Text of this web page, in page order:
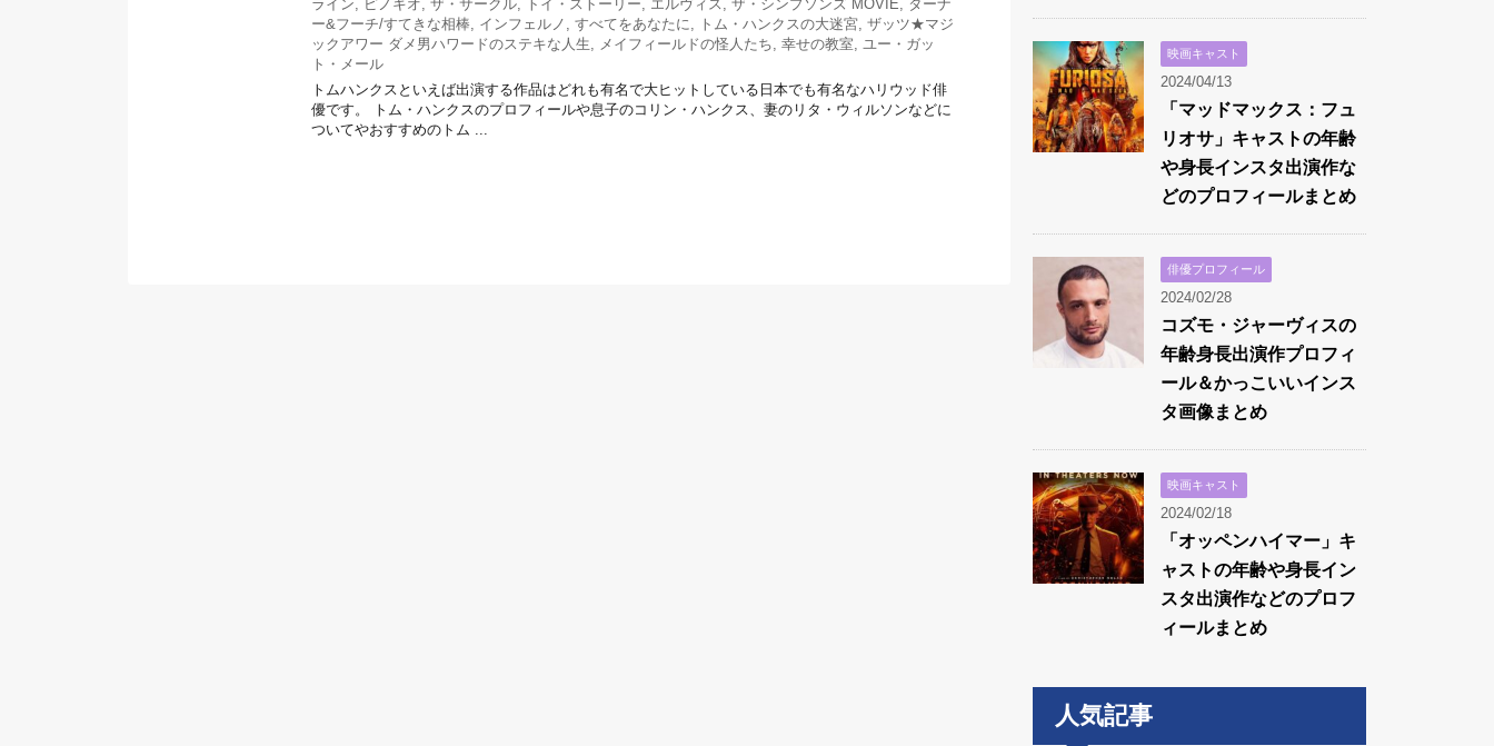
ライン, ピノキオ, ザ・サークル, トイ・ストーリー, エルヴィス, ザ・シンプソンズ MOVIE, ターナ
ー&フーチ/すてきな相棒, インフェルノ , すべてをあなたに, トム・ハンクスの大迷宮, ザッツ★マジ
ックアワー ダメ男ハワードのステキな人生, メイフィールドの怪人たち, 幸せの教室, ユー・ガッ
ト・メール
トムハンクスといえば出演する作品はどれも有名で大ヒットしている日本でも有名なハリウッド俳
優です。 トム・ハンクスのプロフィールや息子のコリン・ハンクス、妻のリタ・ウィルソンなどに
ついてやおすすめのトム ...
映画キャスト
2024/04/13
「マッドマックス：フュ
リオサ」キャストの年齢
や身長インスタ出演作な
どのプロフィールまとめ
俳優プロフィール
2024/02/28
コズモ・ジャーヴィスの
年齢身長出演作プロフィ
ール＆かっこいいインス
タ画像まとめ
映画キャスト
2024/02/18
「オッペンハイマー」キ
ャストの年齢や身長イン
スタ出演作などのプロフ
ィールまとめ
人気記事